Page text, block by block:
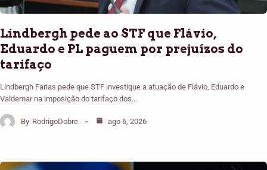
Lindbergh pede ao STF que Flávio,
Eduardo e PL paguem por prejuízos do
tarifaço
Lindbergh Farias pede que STF investigue a atuação de Flávio, Eduardo e
Valdemar na imposição do tarifaço dos…
By RodrigoDobre ago 6, 2026